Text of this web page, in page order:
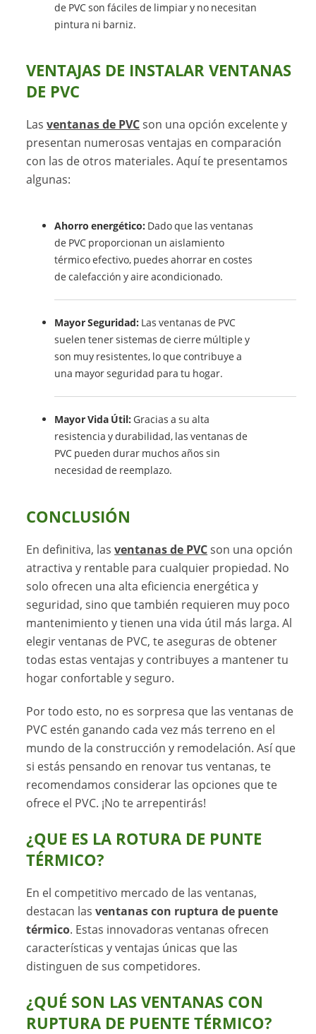
de PVC son fáciles de limpiar y no necesitan
pintura ni barniz.
VENTAJAS DE INSTALAR VENTANAS
DE PVC
Lasventanas de PVCson una opción excelente y
presentan numerosas ventajas en comparación
con las de otros materiales. Aquí te presentamos
algunas:
Ahorro energético: Dado que las ventanas
de PVC proporcionan un aislamiento
térmico efectivo, puedes ahorrar en costes
de calefacción y aire acondicionado.
Mayor Seguridad: Las ventanas de PVC
suelen tener sistemas de cierre múltiple y
son muy resistentes, lo que contribuye a
una mayor seguridad para tu hogar.
Mayor Vida Útil: Gracias a su alta
resistencia y durabilidad, las ventanas de
PVC pueden durar muchos años sin
necesidad de reemplazo.
CONCLUSIÓN
En definitiva, lasventanas de PVCson una opción
atractiva y rentable para cualquier propiedad. No
solo ofrecen una alta eficiencia energética y
seguridad, sino que también requieren muy poco
mantenimiento y tienen una vida útil más larga. Al
elegir ventanas de PVC, te aseguras de obtener
todas estas ventajas y contribuyes a mantener tu
hogar confortable y seguro.
Por todo esto, no es sorpresa que las ventanas de
PVC estén ganando cada vez más terreno en el
mundo de la construcción y remodelación. Así que
si estás pensando en renovar tus ventanas, te
recomendamos considerar las opciones que te
ofrece el PVC. ¡No te arrepentirás!
¿QUE ES LA ROTURA DE PUNTE
TÉRMICO?
En el competitivo mercado de las ventanas,
destacan lasventanas con ruptura de puente
térmico. Estas innovadoras ventanas ofrecen
características y ventajas únicas que las
distinguen de sus competidores.
¿QUÉ SON LAS VENTANAS CON
RUPTURA DE PUENTE TÉRMICO?